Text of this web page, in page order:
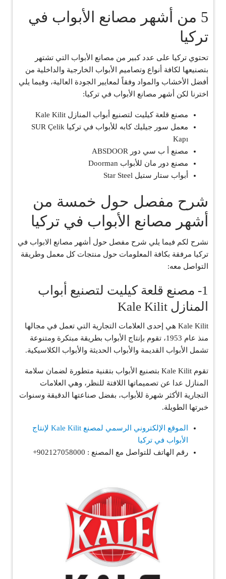
5 من أشهر مصانع الأبواب في
تركيا
تحتوي تركيا على عدد كبير من مصانع الأبواب التي تشتهر
بتصنيعها لكافة أنواع وتصاميم الأبواب الخارجية والداخلية من
أفضل الأخشاب والمواد وفقاً لمعايير الجودة العالية، وفيما يلي
اخترنا لكن أشهر مصانع الأبواب في تركيا:
مصنع قلعة كيليت لتصنيع أبواب المنازل Kale Kilit
معمل سور جيليك كابه للأبواب في تركيا SUR Çelik
Kapı
مصنع أ ب سي دور ABSDOOR
مصنع دور مان للأبواب Doorman
أبواب ستار ستيل Star Steel
شرح مفصل حول خمسة من
أشهر مصانع الأبواب في تركيا
نشرح لكم فيما يلي شرح مفصل حول أشهر مصانع الابواب في
تركيا مرفقة بكافة المعلومات حول منتجات كل معمل وطريقة
التواصل معه:
1- مصنع قلعة كيليت لتصنيع أبواب
المنازل Kale Kilit
Kale Kilit هي إحدى العلامات التجارية التي تعمل في مجالها
منذ عام 1953، تقوم بإنتاج الأبواب بطريقة مبتكرة ومتنوعة
تشمل الأبواب القديمة والأبواب الحديثة والأبواب الكلاسيكية.
تقوم Kale Kilit بتصنيع الأبواب بتقنية متطورة لضمان سلامة
المنازل عدا عن تصميماتها اللافتة للنظر، وهي العلامات
التجارية الأكثر شهرة للأبواب، بفضل صناعتها الدقيقة وسنوات
خبرتها الطويلة.
الموقع الإلكتروني الرسمي لمصنع Kale Kilit لإنتاج
الأبواب في تركيا
رقم الهاتف للتواصل مع المصنع : 902127058000+